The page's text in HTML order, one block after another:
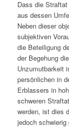
Dass die
aus dessen
Neben dieser
subjektiven
die Beteiligung
der Begehung
Unzumutbarkeit
persönlichen in
Erblassers in
schweren
werden, ist dies
jedoch schwierig